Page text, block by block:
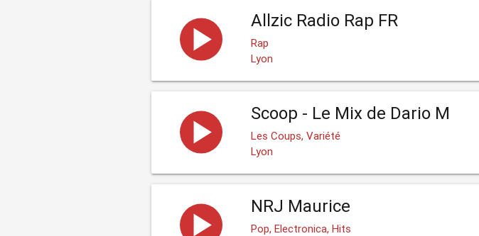
Allzic Radio Rap FR
Rap
Lyon
Scoop - Le Mix de Dario M
Les Coups, Variété
Lyon
NRJ Maurice
Pop, Electronica, Hits